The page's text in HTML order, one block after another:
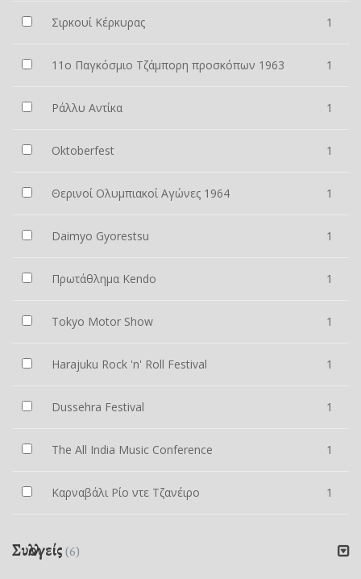
Σιρκουί Κέρκυρας 1
11ο Παγκόσμιο Τζάμπορη προσκόπων 1963 1
Ράλλυ Αντίκα 1
Oktoberfest 1
Θερινοί Ολυμπιακοί Αγώνες 1964 1
Daimyo Gyorestsu 1
Πρωτάθλημα Kendo 1
Tokyo Motor Show 1
Harajuku Rock 'n' Roll Festival 1
Dussehra Festival 1
The All India Music Conference 1
Καρναβάλι Ρίο ντε Τζανέιρο 1
Συλλογείς (6)